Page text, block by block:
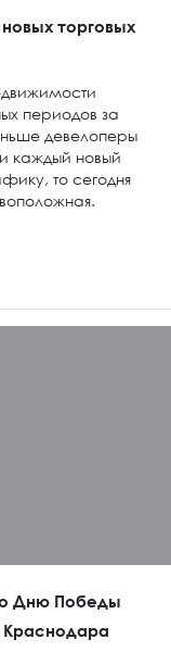
торговых
периодов за
девелоперы
каждый новый
то сегодня
Дню Победы
Краснодара